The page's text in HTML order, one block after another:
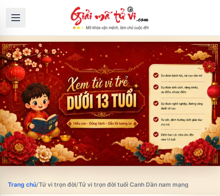
Trang chủ/Tử vi trọn đời/Tử vi trọn đời tuổi Canh Dần nam mạng